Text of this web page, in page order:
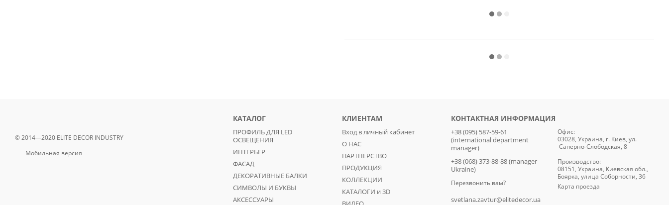
© 2014—2020 ELITE DECOR INDUSTRY
Мобильная версия
КАТАЛОГ
ПРОФИЛЬ ДЛЯ LED
ОСВЕЩЕНИЯ
ИНТЕРЬЕР
ФАСАД
ДЕКОРАТИВНЫЕ БАЛКИ
СИМВОЛЫ И БУКВЫ
АКСЕССУАРЫ
КЛИЕНТАМ
Вход в личный кабинет
О НАС
ПАРТНЁРСТВО
ПРОДУКЦИЯ
КОЛЛЕКЦИИ
КАТАЛОГИ и 3D
КОНТАКТНАЯ ИНФОРМАЦИЯ
+38 (095) 587-59-61
(international department
manager)
+38 (068) 373-88-88 (manager
Ukraine)
Перезвонить вам?
svetlana.zavtur@elitedecor.ua
Офис:
03028, Украина, г. Киев, ул.
Саперно-Слободская, 8
Производство:
08151, Украина, Киевская обл.,
Боярка, улица Соборности, 36
Карта проезда